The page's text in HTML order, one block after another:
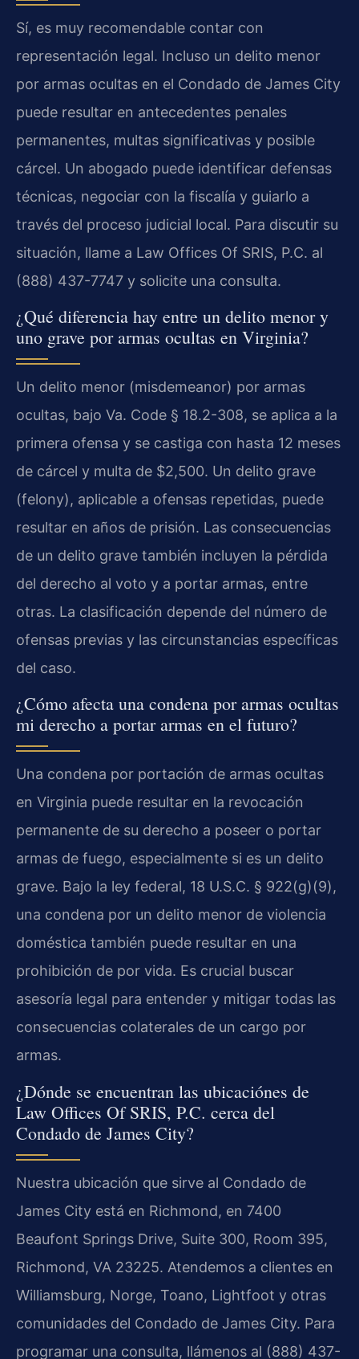
Sí, es muy recomendable contar con
representación legal. Incluso un delito menor
por armas ocultas en el Condado de James City
puede resultar en antecedentes penales
permanentes, multas significativas y posible
cárcel. Un abogado puede identificar defensas
técnicas, negociar con la fiscalía y guiarlo a
través del proceso judicial local. Para discutir su
situación, llame a Law Offices Of SRIS, P.C. al
(888) 437-7747 y solicite una consulta.
¿Qué diferencia hay entre un delito menor y
uno grave por armas ocultas en Virginia?
Un delito menor (misdemeanor) por armas
ocultas, bajo Va. Code § 18.2-308, se aplica a la
primera ofensa y se castiga con hasta 12 meses
de cárcel y multa de $2,500. Un delito grave
(felony), aplicable a ofensas repetidas, puede
resultar en años de prisión. Las consecuencias
de un delito grave también incluyen la pérdida
del derecho al voto y a portar armas, entre
otras. La clasificación depende del número de
ofensas previas y las circunstancias específicas
del caso.
¿Cómo afecta una condena por armas ocultas
mi derecho a portar armas en el futuro?
Una condena por portación de armas ocultas
en Virginia puede resultar en la revocación
permanente de su derecho a poseer o portar
armas de fuego, especialmente si es un delito
grave. Bajo la ley federal, 18 U.S.C. § 922(g)(9),
una condena por un delito menor de violencia
doméstica también puede resultar en una
prohibición de por vida. Es crucial buscar
asesoría legal para entender y mitigar todas las
consecuencias colaterales de un cargo por
armas.
¿Dónde se encuentran las ubicaciónes de
Law Offices Of SRIS, P.C. cerca del
Condado de James City?
Nuestra ubicación que sirve al Condado de
James City está en Richmond, en 7400
Beaufont Springs Drive, Suite 300, Room 395,
Richmond, VA 23225. Atendemos a clientes en
Williamsburg, Norge, Toano, Lightfoot y otras
comunidades del Condado de James City. Para
programar una consulta, llámenos al (888) 437-